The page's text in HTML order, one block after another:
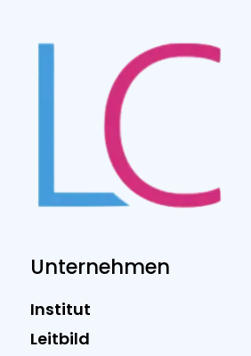
Unternehmen
Institut
Leitbild